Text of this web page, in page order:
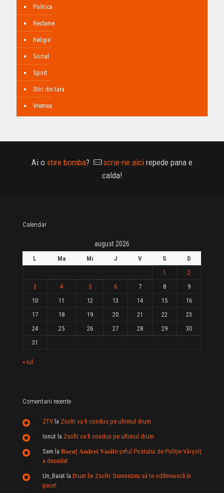
Politica
Reclame
Religie
Social
Sport
Stiri din tara
Vremea
Ai o stire bomba? scrie-ne aici repede pana e
calda!
Calendar
august 2026
L Ma Mi J V S
D
1
2
3
4 5 6 7 8
9
10
11 12 13 14 15
16
17
18 19 20 21 22
23
24
25 26 27 28 29
30
31
« iul.
Comentarii recente
ZTV la Zsolti va fi condus pe ultimul drum
Ionut la Zsolti va fi condus pe ultimul drum
Sam la 𝐁𝐨𝐜𝐮ț 𝐀𝐧𝐝𝐫𝐞𝐢 𝐕𝐚𝐬𝐢𝐥e şeful Postului de Poliție Vârșolț
a decedat
Un_Baiat la Drum lin Zsolti. Dumnezeu sã te odihneascã în
pace!